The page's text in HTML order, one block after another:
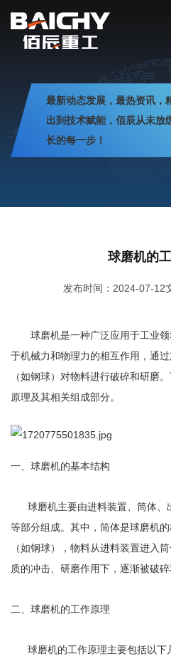
最新动态发展，最热资讯，
出到技术赋能，佰辰从未放
长的每一步！
球磨机的
发布时间：2024-07-12
球磨机是一种广泛应用于工业领
于机械力和物理力的相互作用，通
（如钢球）对物料进行破碎和研磨
原理及其相关组成部分。
一、球磨机的基本结构
球磨机主要由进料装置、筒体、
等部分组成。其中，筒体是球磨机
（如钢球），物料从进料装置进入
质的冲击、研磨作用下，逐渐被破碎
二、球磨机的工作原理
球磨机的工作原理主要包括以下